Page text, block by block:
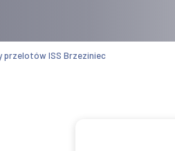
przelotów ISS Brzeziniec